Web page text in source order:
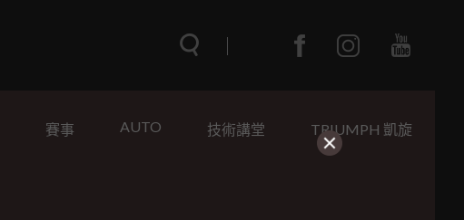
賽事 AUTO 技術講堂 TRIUMPH 凱旋